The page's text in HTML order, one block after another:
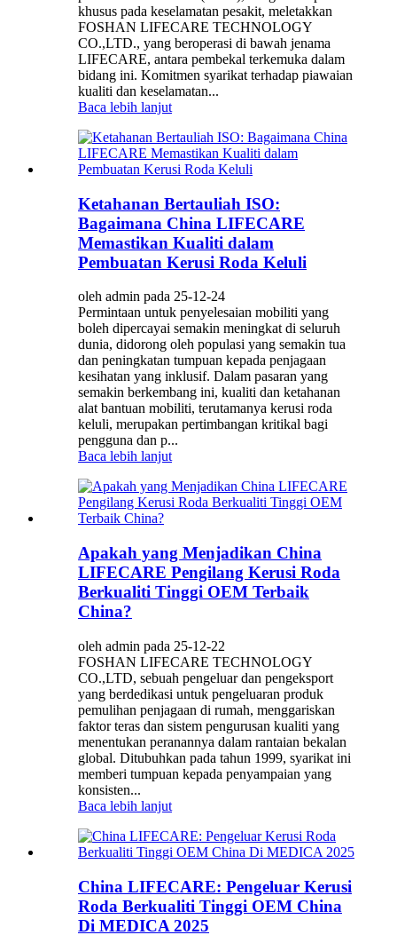
khusus pada keselamatan pesakit, meletakkan
FOSHAN LIFECARE TECHNOLOGY
CO.,LTD., yang beroperasi di bawah jenama
LIFECARE, antara pembekal terkemuka dalam
bidang ini. Komitmen syarikat terhadap piawaian
kualiti dan keselamatan...
Baca lebih lanjut
Ketahanan Bertauliah ISO:
Bagaimana China LIFECARE
Memastikan Kualiti dalam
Pembuatan Kerusi Roda Keluli
oleh admin pada 25-12-24
Permintaan untuk penyelesaian mobiliti yang
boleh dipercayai semakin meningkat di seluruh
dunia, didorong oleh populasi yang semakin tua
dan peningkatan tumpuan kepada penjagaan
kesihatan yang inklusif. Dalam pasaran yang
semakin berkembang ini, kualiti dan ketahanan
alat bantuan mobiliti, terutamanya kerusi roda
keluli, merupakan pertimbangan kritikal bagi
pengguna dan p...
Baca lebih lanjut
Apakah yang Menjadikan China
LIFECARE Pengilang Kerusi Roda
Berkualiti Tinggi OEM Terbaik
China?
oleh admin pada 25-12-22
FOSHAN LIFECARE TECHNOLOGY
CO.,LTD, sebuah pengeluar dan pengeksport
yang berdedikasi untuk pengeluaran produk
pemulihan penjagaan di rumah, menggariskan
faktor teras dan sistem pengurusan kualiti yang
menentukan peranannya dalam rantaian bekalan
global. Ditubuhkan pada tahun 1999, syarikat ini
memberi tumpuan kepada penyampaian yang
konsisten...
Baca lebih lanjut
China LIFECARE: Pengeluar Kerusi
Roda Berkualiti Tinggi OEM China
Di MEDICA 2025